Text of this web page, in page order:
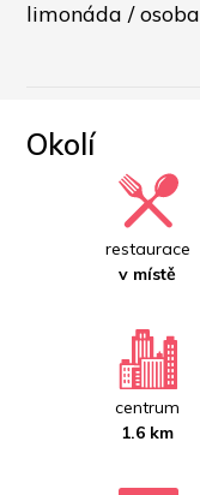
limonáda / osoba
Okolí
restaurace
v místě
centrum
1.6 km